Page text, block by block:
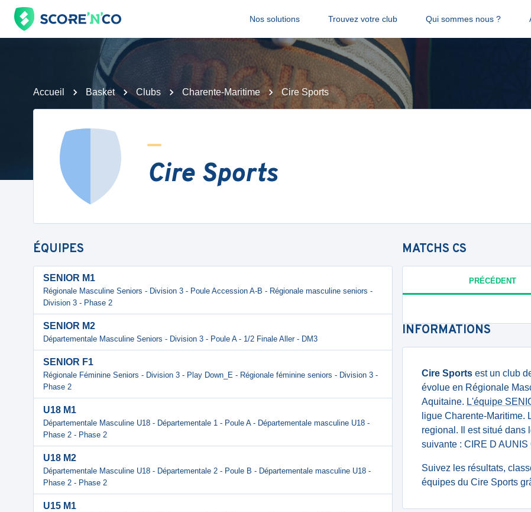
Nos solutions Trouvez votre club Qui sommes nous ?
Accueil Basket Clubs Charente-Maritime Cire Sports
Cire Sports
ÉQUIPES
SENIOR M1
Régionale Masculine Seniors - Division 3 - Poule Accession A-B - Régionale masculine seniors -
Division 3 - Phase 2
SENIOR M2
Départementale Masculine Seniors - Division 3 - Poule A - 1/2 Finale Aller - DM3
SENIOR F1
Régionale Féminine Seniors - Division 3 - Play Down_E - Régionale féminine seniors - Division 3 -
Phase 2
U18 M1
Départementale Masculine U18 - Départementale 1 - Poule A - Départementale masculine U18 -
Phase 2 - Phase 2
U18 M2
Départementale Masculine U18 - Départementale 2 - Poule B - Départementale masculine U18 -
Phase 2 - Phase 2
U15 M1
MATCHS CS
PRÉCÉDENT
INFORMATIONS
Cire Sports est un club
évolue en Régionale
Aquitaine. L'équipe
ligue Charente-Maritime.
regional. Il est situé dans
suivante : CIRE D
Suivez les résultats,
équipes du Cire Sports